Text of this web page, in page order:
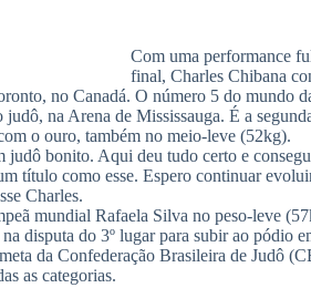
Com uma performance
final, Charles Chibana
no Canadá. O número 5 do mundo
na Arena de Mississauga. É a
o ouro, também no meio-leve (52kg).
judô bonito. Aqui deu tudo certo e
título como esse. Espero continuar
Charles.
mundial Rafaela Silva no peso-leve
disputa do 3º lugar para subir ao pódio
da Confederação Brasileira de Judô
as categorias.